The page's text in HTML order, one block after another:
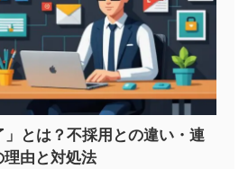
とは？不採用との違い・連
由と対処法